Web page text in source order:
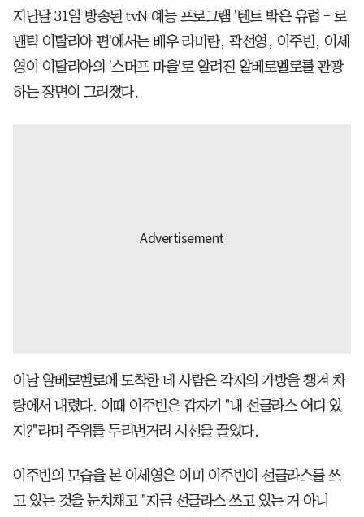
지난달 31일 방송된 tvN 예능 프로그램 '텐트 밖은 유럽 - 로
맨틱 이탈리아 편'에서는 배우 라미란, 곽선영, 이주빈, 이세
영이 이탈리아의 '스머프 마을'로 알려진 알베로벨로를 관광
하는 장면이 그려졌다.
이날 알베로벨로에 도착한 네 사람은 각자의 가방을 챙겨 차
량에서 내렸다. 이때 이주빈은 갑자기 "내 선글라스 어디 있
지?"라며 주위를 두리번거려 시선을 끌었다.
이주빈의 모습을 본 이세영은 이미 이주빈이 선글라스를 쓰
고 있는 것을 눈치채고 "지금 선글라스 쓰고 있는 거 아니